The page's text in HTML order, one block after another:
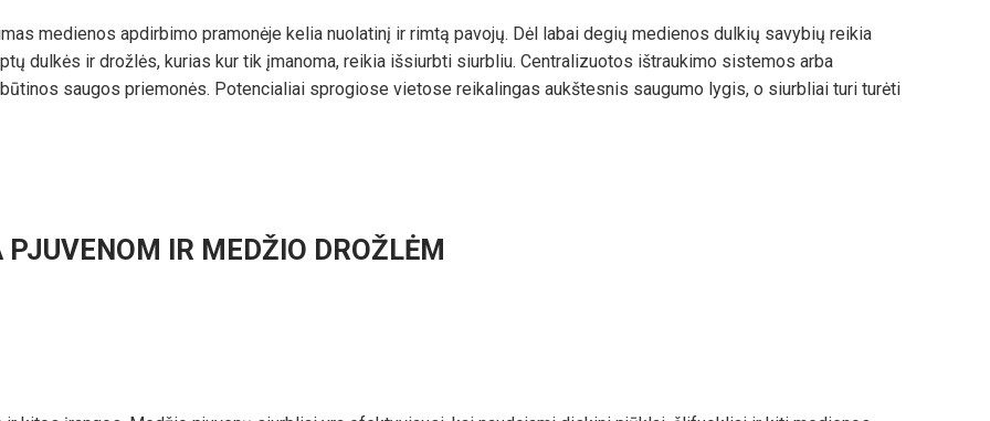
medienos apdirbimo pramonėje kelia nuolatinį ir rimtą pavojų. Dėl labai degių medienos dulkių savybių reikia
dulkės ir drožlės, kurias kur tik įmanoma, reikia išsiurbti siurbliu. Centralizuotos ištraukimo sistemos arba
saugos priemonės. Potencialiai sprogiose vietose reikalingas aukštesnis saugumo lygis, o siurbliai turi turėti
IR MEDŽIO DROŽLĖM